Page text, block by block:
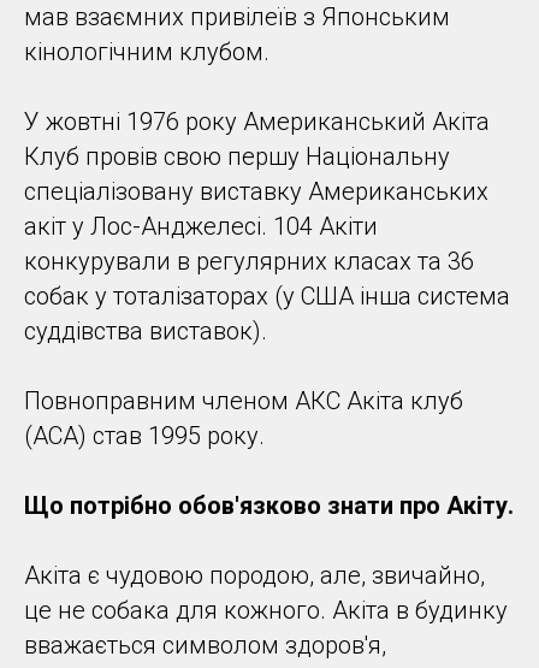
мав взаємних привілеїв з Японським
кінологічним клубом.
У жовтні 1976 року Американський Акіта
Клуб провів свою першу Національну
спеціалізовану виставку Американських
акіт у Лос-Анджелесі. 104 Акіти
конкурували в регулярних класах та 36
собак у тоталізаторах (у США інша система
суддівства виставок).
Повноправним членом АКС Акіта клуб
(ACA) став 1995 року.
Що потрібно обов'язково знати про Акіту.
Акіта є чудовою породою, але, звичайно,
це не собака для кожного. Акіта в будинку
вважається символом здоров'я,